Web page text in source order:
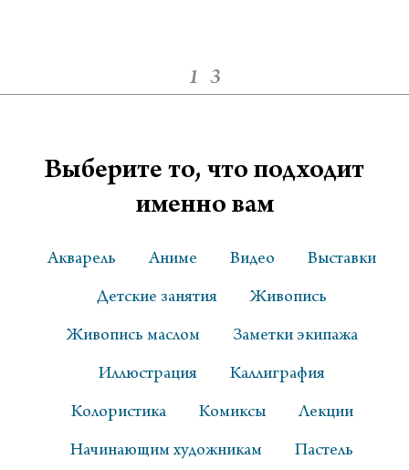
1 3
Выберите то, что подходит
именно вам
Акварель Аниме Видео Выставки
Детские занятия Живопись
Живопись маслом Заметки экипажа
Иллюстрация Каллиграфия
Колористика Комиксы Лекции
Начинающим художникам Пастель